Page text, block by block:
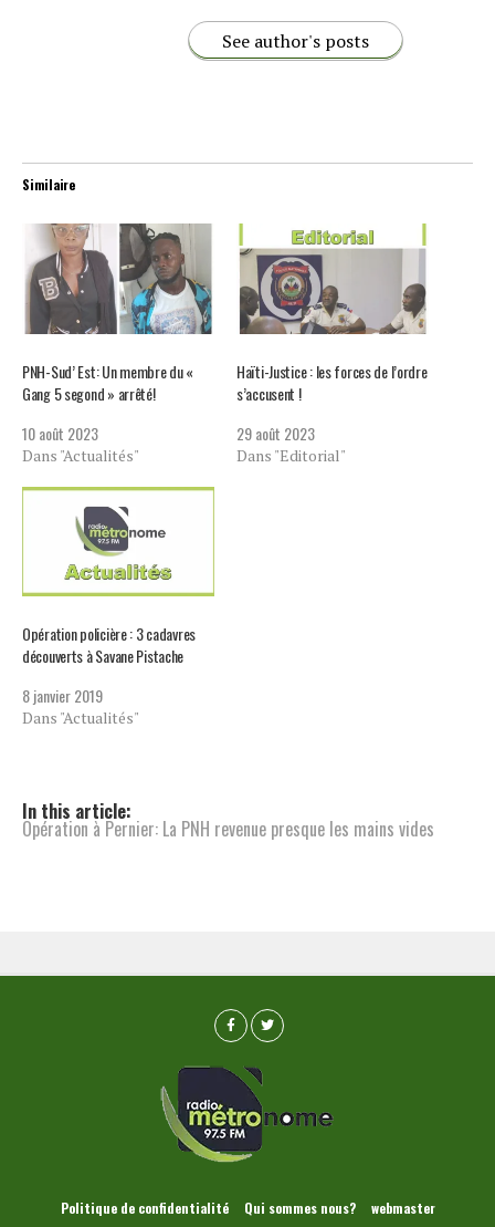
See author's posts
Similaire
PNH-Sud’ Est: Un membre du «
Gang 5 segond » arrêté!
10 août 2023
Dans "Actualités"
Haïti-Justice : les forces de l’ordre
s’accusent !
29 août 2023
Dans "Editorial"
Opération policière : 3 cadavres
découverts à Savane Pistache
8 janvier 2019
Dans "Actualités"
In this article:
Opération à Pernier: La PNH revenue presque les mains vides
Politique de confidentialité Qui sommes nous? webmaster